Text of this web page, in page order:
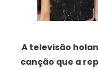
A televisão
canção que a